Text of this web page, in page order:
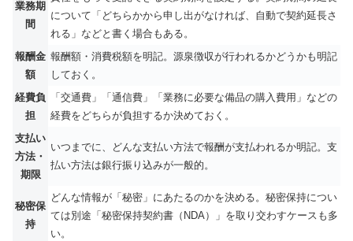
業務期
間
について「どちらかから申し出がなければ、自動で契約延長さ
れる」などと書く場合もある。
報酬金
額
報酬額・消費税額を明記。源泉徴収が行われるかどうかも明記
しておく。
経費負
担
「交通費」「通信費」「業務に必要な備品の購入費用」などの
経費をどちらが負担するか決めておく。
支払い
方法・
期限
いつまでに、どんな支払い方法で報酬が支払われるか明記。支
払い方法は銀行振り込みが一般的。
秘密保
持
どんな情報が「秘密」にあたるのかを決める。秘密保持につい
ては別途「秘密保持契約書（NDA）」を取り交わすケースも多
い。